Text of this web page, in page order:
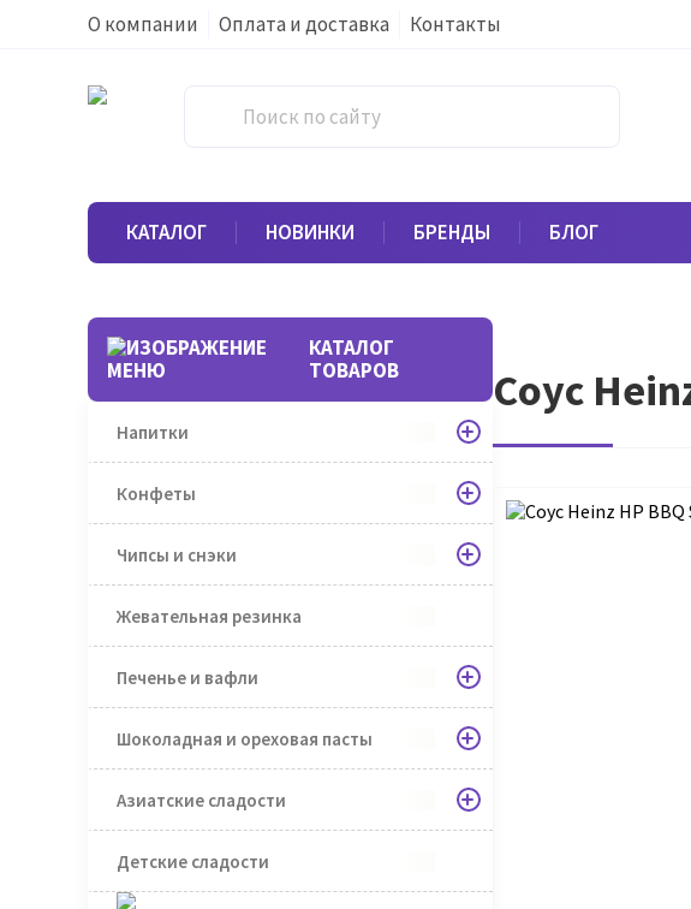
О компании Оплата и доставка Контакты
КАТАЛОГ НОВИНКИ БРЕНДЫ БЛОГ
КАТАЛОГ
ТОВАРОВ
Напитки
Конфеты
Чипсы и снэки
Жевательная резинка
Печенье и вафли
Шоколадная и ореховая пасты
Азиатские сладости
Детские сладости
Соус